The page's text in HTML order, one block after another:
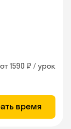
от 1590 ₽ / урок
время